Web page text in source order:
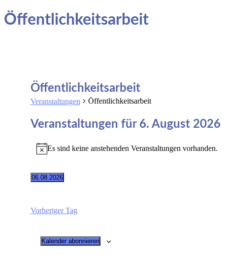
Öffentlichkeitsarbeit
Öffentlichkeitsarbeit
Veranstaltungen Öffentlichkeitsarbeit
Veranstaltungen für 6. August 2026
Hinweis
Es sind keine anstehenden Veranstaltungen vorhanden.
06.08.2026
Vorheriger Tag
Kalender abonnieren